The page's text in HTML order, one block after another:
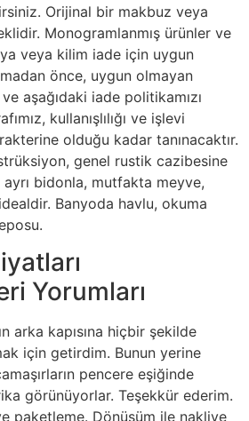
Orijinal bir makbuz veya
Monogramlanmış ürünler ve
veya kilim iade için uygun
önce, uygun olmayan
aşağıdaki iade politikamızı
kullanışlılığı ve işlevi
olduğu kadar tanınacaktır.
genel rustik cazibesine
ayrı bidonla, mutfakta meyve,
Banyoda havlu, okuma
Yorumları
arka kapısına hiçbir şekilde
için getirdim. Bunun yerine
pencere eşiğinde
görünüyorlar. Teşekkür ederim.
paketleme. Dönüşüm ile nakliye